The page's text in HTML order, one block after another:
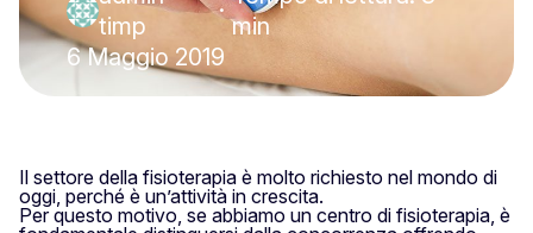
timp
·
min
6 Maggio 2019
Il settore della fisioterapia è molto richiesto nel mondo di
oggi, perché è un’attività in crescita.
Per questo motivo, se abbiamo un centro di fisioterapia, è